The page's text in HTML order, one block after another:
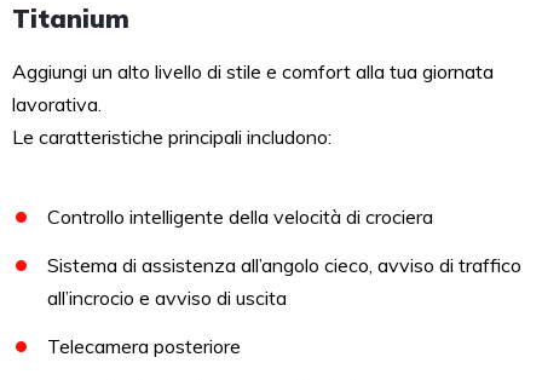
Titanium
Aggiungi un alto livello di stile e comfort alla tua giornata
lavorativa.
Le caratteristiche principali includono:
Controllo intelligente della velocità di crociera
Sistema di assistenza all’angolo cieco, avviso di traffico
all’incrocio e avviso di uscita
Telecamera posteriore